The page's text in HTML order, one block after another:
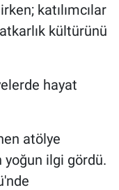
katılımcılar
kültürünü
hayat
atölye
yoğun ilgi gördü.